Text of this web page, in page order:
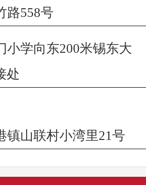
路558号
小学向东200米锡东大
处
镇山联村小湾里21号